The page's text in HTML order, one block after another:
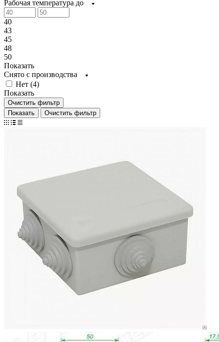
Рабочая температура до
40
43
45
48
50
Показать
Снято с производства
Нет (4)
Показать
Очистить фильтр
Очистить фильтр